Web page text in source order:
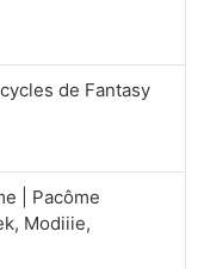
de Fantasy
| Pacôme
Modiiie,